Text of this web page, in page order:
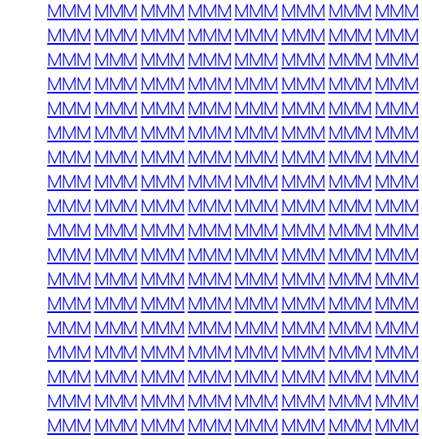
MMM MMM MMM MMMMMM MMM MMM MMM
MMM MMM MMM MMMMMM MMM MMM MMM
MMM MMM MMM MMMMMM MMM MMM MMM
MMM MMM MMM MMMMMM MMM MMM MMM
MMM MMM MMM MMMMMM MMM MMM MMM
MMM MMM MMM MMMMMM MMM MMM MMM
MMM MMM MMM MMMMMM MMM MMM MMM
MMM MMM MMM MMMMMM MMM MMM MMM
MMM MMM MMM MMMMMM MMM MMM MMM
MMM MMM MMM MMMMMM MMM MMM MMM
MMM MMM MMM MMMMMM MMM MMM MMM
MMM MMM MMM MMMMMM MMM MMM MMM
MMM MMM MMM MMMMMM MMM MMM MMM
MMM MMM MMM MMMMMM MMM MMM MMM
MMM MMM MMM MMMMMM MMM MMM MMM
MMM MMM MMM MMMMMM MMM MMM MMM
MMM MMM MMM MMMMMM MMM MMM MMM
MMM MMM MMM MMMMMM MMM MMM MMM